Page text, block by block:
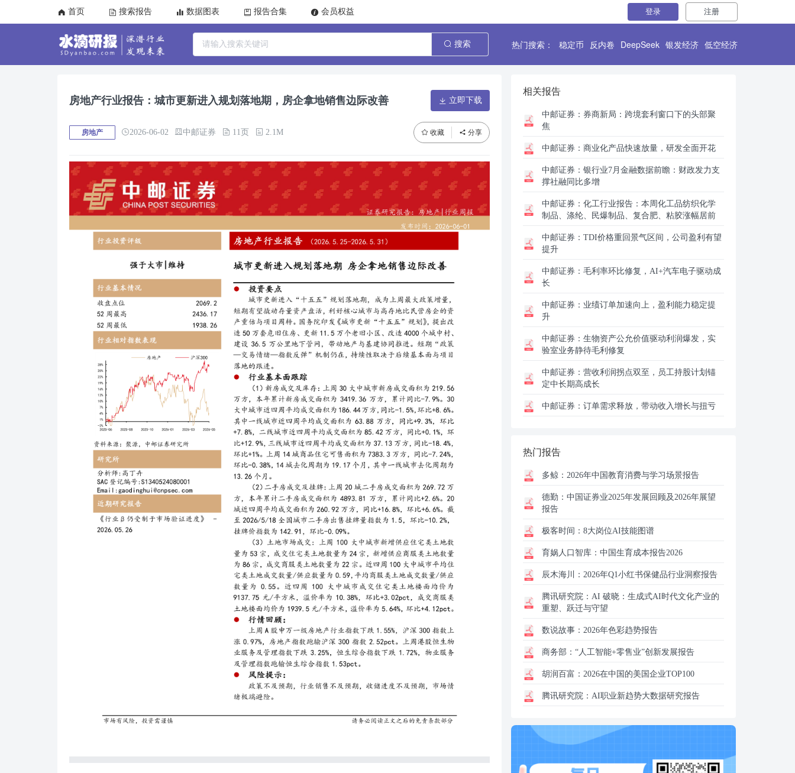
首页 搜索报告 数据图表 报告合集 会员权益 登录 注册
搜索 热门搜索： 稳定币 反内卷 DeepSeek 银发经济 低空经济
房地产行业报告：城市更新进入规划落地期，房企拿地销售边际改善 立即下载
房地产 2026-06-02 中邮证券 11页 2.1M 收藏 分享
相关报告
中邮证券： 券商新局：跨境套利窗口下的头部聚
焦
中邮证券： 商业化产品快速放量，研发全面开花
中邮证券： 银行业7月金融数据前瞻：财政发力支
撑社融同比多增
中邮证券： 化工行业报告：本周化工品纺织化学
制品、涤纶、民爆制品、复合肥、粘胶涨幅居前
中邮证券： TDI价格重回景气区间，公司盈利有望
提升
中邮证券： 毛利率环比修复，AI+汽车电子驱动成
长
中邮证券： 业绩订单加速向上，盈利能力稳定提
升
中邮证券： 生物资产公允价值驱动利润爆发，实
验室业务静待毛利修复
中邮证券： 营收利润拐点双至，员工持股计划锚
定中长期高成长
中邮证券： 订单需求释放，带动收入增长与扭亏
热门报告
多鲸： 2026年中国教育消费与学习场景报告
德勤： 中国证券业2025年发展回顾及2026年展望
报告
极客时间： 8大岗位AI技能图谱
育娲人口智库： 中国生育成本报告2026
辰木海川： 2026年Q1小红书保健品行业洞察报告
腾讯研究院： AI 破晓：生成式AI时代文化产业的
重塑、跃迁与守望
数说故事： 2026年色彩趋势报告
商务部： “人工智能+零售业”创新发展报告
胡润百富： 2026在中国的美国企业TOP100
腾讯研究院： AI职业新趋势大数据研究报告